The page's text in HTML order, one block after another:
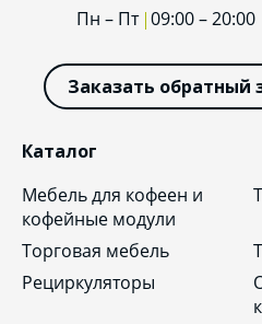
Каталог
Мебель для кофеен и
кофейные модули
Торговая мебель
Рециркуляторы
Пн – Пт 09:00 – 20:00
Заказать обратный